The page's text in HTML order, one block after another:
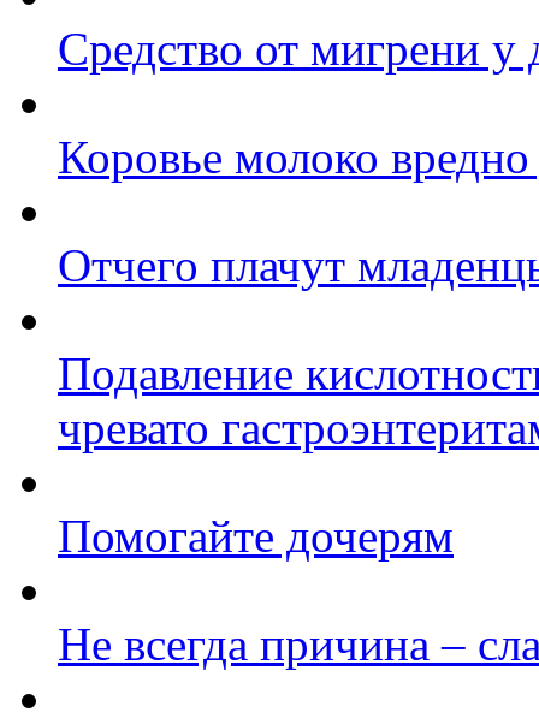
Средство от мигрени у
Коровье молоко
Отчего плачут
Подавление
чревато
Помогайте дочерям
Не всегда причина –